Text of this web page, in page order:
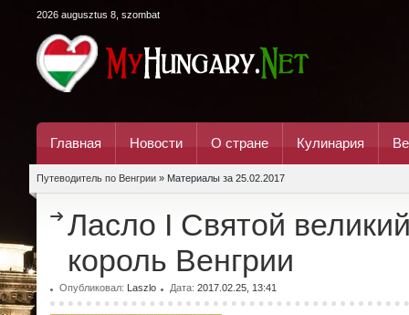
2026 augusztus 8, szombat
Главная Новости О стране Кулинария
Путеводитель по Венгрии » Материалы за 25.02.2017
Ласло I Святой
король Венгрии
Опубликовал: Laszlo Дата: 2017.02.25, 13:41